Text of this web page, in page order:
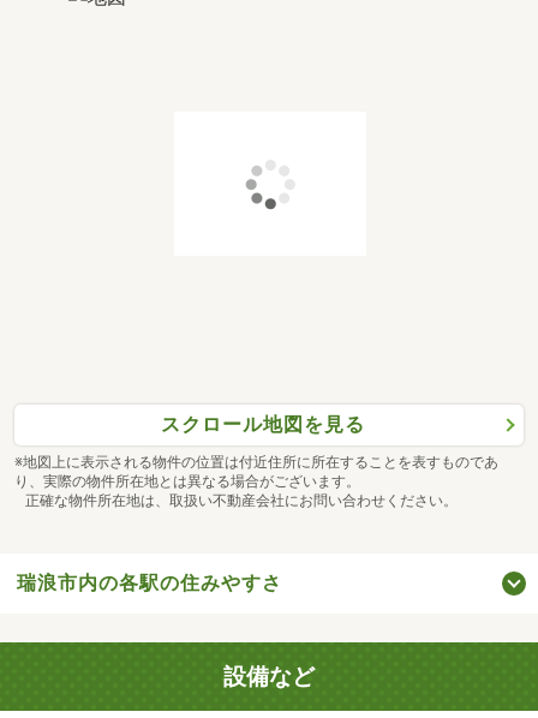
スクロール地図を見る
※地図上に表示される物件の位置は付近住所に所在することを表すものであ
り、実際の物件所在地とは異なる場合がございます。
正確な物件所在地は、取扱い不動産会社にお問い合わせください。
瑞浪市内の各駅の住みやすさ
設備など